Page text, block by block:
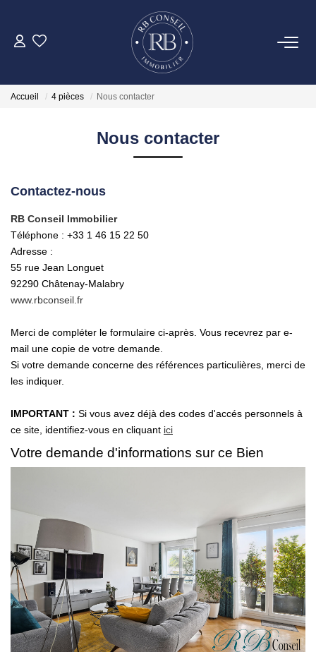
ACHETER
VENDRE
NOTRE AGENCE
Accueil 4 pièces Nous contacter
Nous contacter
Contactez-nous
RB Conseil Immobilier
Téléphone : +33 1 46 15 22 50
Adresse :
55 rue Jean Longuet
92290 Châtenay-Malabry
www.rbconseil.fr
Merci de compléter le formulaire ci-après. Vous recevrez par e-
mail une copie de votre demande.
Si votre demande concerne des références particulières, merci de
les indiquer.
IMPORTANT : Si vous avez déjà des codes d'accés personnels à
ce site, identifiez-vous en cliquant ici
Votre demande d'informations sur ce Bien